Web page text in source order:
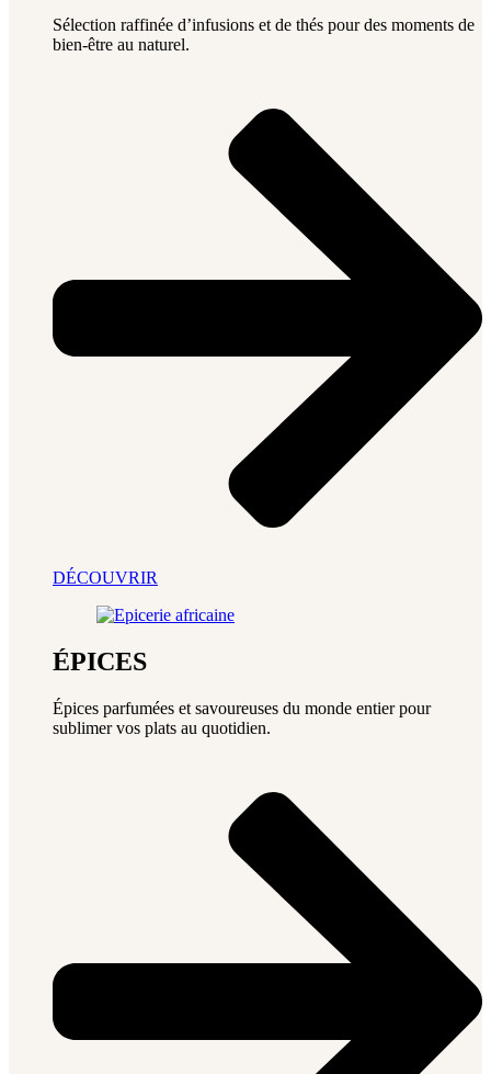
Sélection raffinée d’infusions et de thés pour des moments de
bien-être au naturel.
DÉCOUVRIR
ÉPICES
Épices parfumées et savoureuses du monde entier pour
sublimer vos plats au quotidien.